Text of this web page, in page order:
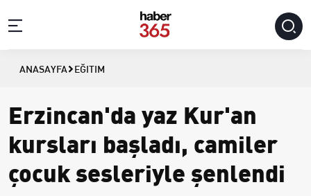
ANASAYFA EĞITIM
Erzincan'da yaz Kur'an
kursları başladı, camiler
çocuk sesleriyle şenlendi